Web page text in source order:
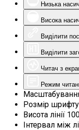
Низька
Висока
Виділити
Виділити
Читач з
Режим
Розмір шрифту
Висота лінії
Інтервал між